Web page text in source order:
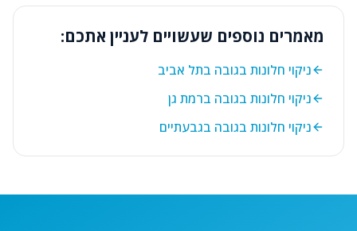
מאמרים נוספים שעשויים לעניין אתכם:
ניקוי חלונות בגובה בתל אביב
ניקוי חלונות בגובה ברמת גן
ניקוי חלונות בגובה בגבעתיים